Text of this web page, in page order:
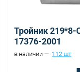
Тройник
17376-2001
в наличии — 112 шт